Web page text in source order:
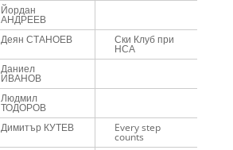
Йордан
АНДРЕЕВ
Деян СТАНОЕВ Ски Клуб при
НСА
Даниел
ИВАНОВ
Людмил
ТОДОРОВ
Димитър КУТЕВ Every step
counts